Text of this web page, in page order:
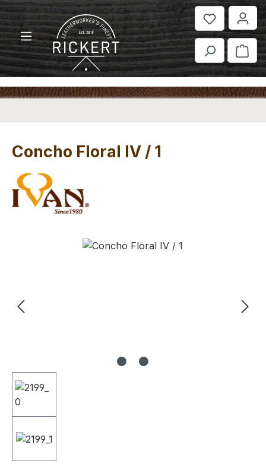
Zum Hauptinhalt springen
Concho Floral IV / 1
Bildergalerie überspringen